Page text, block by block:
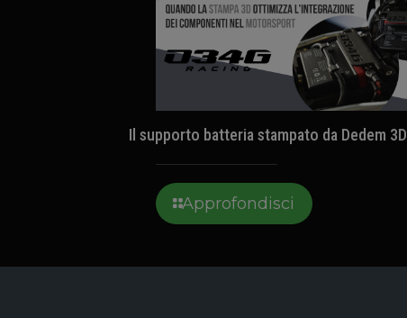
Il supporto batteria stampato da Dedem 3D
Approfondisci